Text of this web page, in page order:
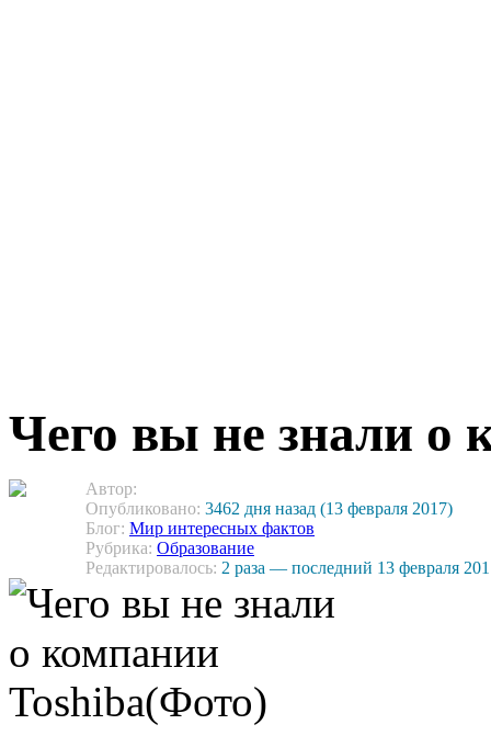
Чего вы не знали о
Автор:
Опубликовано: 3462 дня назад (13 февраля 2017)
Блог: Мир интересных фактов
Рубрика: Образование
Редактировалось: 2 раза — последний 13 февраля